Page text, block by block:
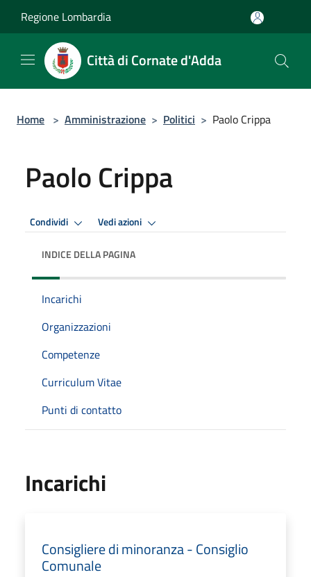
Regione Lombardia
Città di Cornate d'Adda
Home > Amministrazione > Politici > Paolo Crippa
Paolo Crippa
Condividi Vedi azioni
INDICE DELLA PAGINA
Incarichi
Organizzazioni
Competenze
Curriculum Vitae
Punti di contatto
Incarichi
Consigliere di minoranza - Consiglio
Comunale